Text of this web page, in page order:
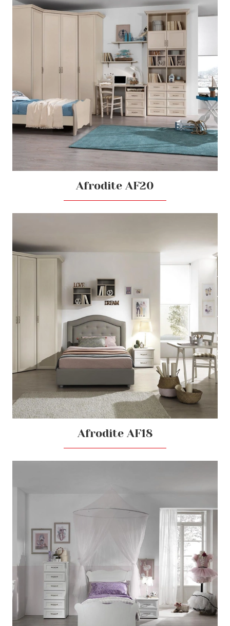
Afrodite AF20
Afrodite AF18